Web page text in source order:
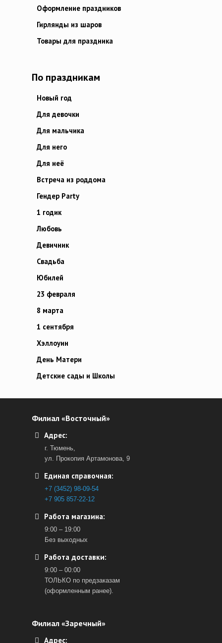
Оформление праздников
Гирлянды из шаров
Товары для праздника
По праздникам
Новый год
Для девочки
Для мальчика
Для него
Для неё
Встреча из роддома
Гендер Party
1 годик
Любовь
Девичник
Свадьба
Юбилей
23 февраля
8 марта
1 сентября
Хэллоуин
День Матери
Детские сады и Школы
Филиал «Восточный»
Адрес:
г. Тюмень,
ул. Прокопия Артамонова, 9
Единая справочная:
+7 (3452) 98-09-54
+7 905 857-22-12
Работа магазина:
9:00 – 19:00
Без выходных
Работа доставки:
9:00 – 00:00
ТОЛЬКО по предзаказам
(оформленным ранее).
Филиал «Заречный»
Адрес: